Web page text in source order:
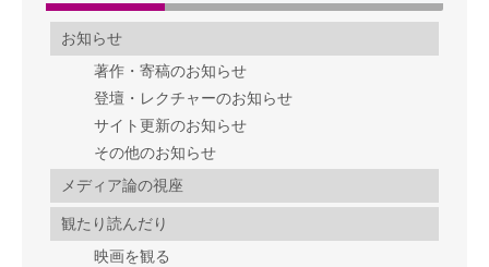
お知らせ
著作・寄稿のお知らせ
登壇・レクチャーのお知らせ
サイト更新のお知らせ
その他のお知らせ
メディア論の視座
観たり読んだり
映画を観る